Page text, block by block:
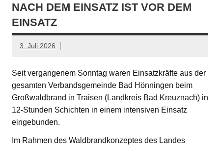
NACH DEM EINSATZ IST VOR DEM
EINSATZ
3. Juli 2026
Seit vergangenem Sonntag waren Einsatzkräfte aus der
gesamten Verbandsgemeinde Bad Hönningen beim
Großwaldbrand in Traisen (Landkreis Bad Kreuznach) in
12-Stunden Schichten in einem intensiven Einsatz
eingebunden.
Im Rahmen des Waldbrandkonzeptes des Landes